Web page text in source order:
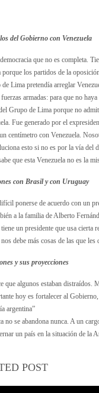
del Gobierno con Venezuela
que no es completa.
porque los partidos de la
Lima pretendía arreglar
armadas: para que no
Grupo de Lima porque no
Fue generado por el
centímetro con Venezuela.
esto si no es por la vía del
que esta Venezuela no es la
con Brasil y con Uruguay
ponerse de acuerdo con un
a la familia de Alberto
un presidente que usa cierta
debe más cosas de las que les
y sus proyecciones
que algunos estaban distraídos.
hoy es fortalecer al
argentina”
no se abandona nunca. A un
un país en la situación de la
POST